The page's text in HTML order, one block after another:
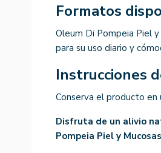
Formatos
Oleum Di Pompeia Piel
para su uso diario y
Instrucciones
Conserva el producto en
Disfruta de un alivio
Pompeia Piel y